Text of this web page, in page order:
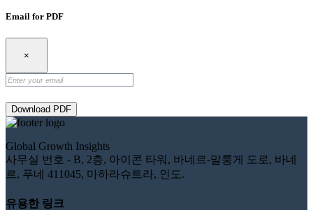
Email for PDF
×
Download PDF
Global Growth Insights
사무실 번호 - B, 2층, 아이콘 타워, 바네르-말룽게 도로, 바네
르, 푸네 411045, 마하라슈트라, 인도.
유용한 링크